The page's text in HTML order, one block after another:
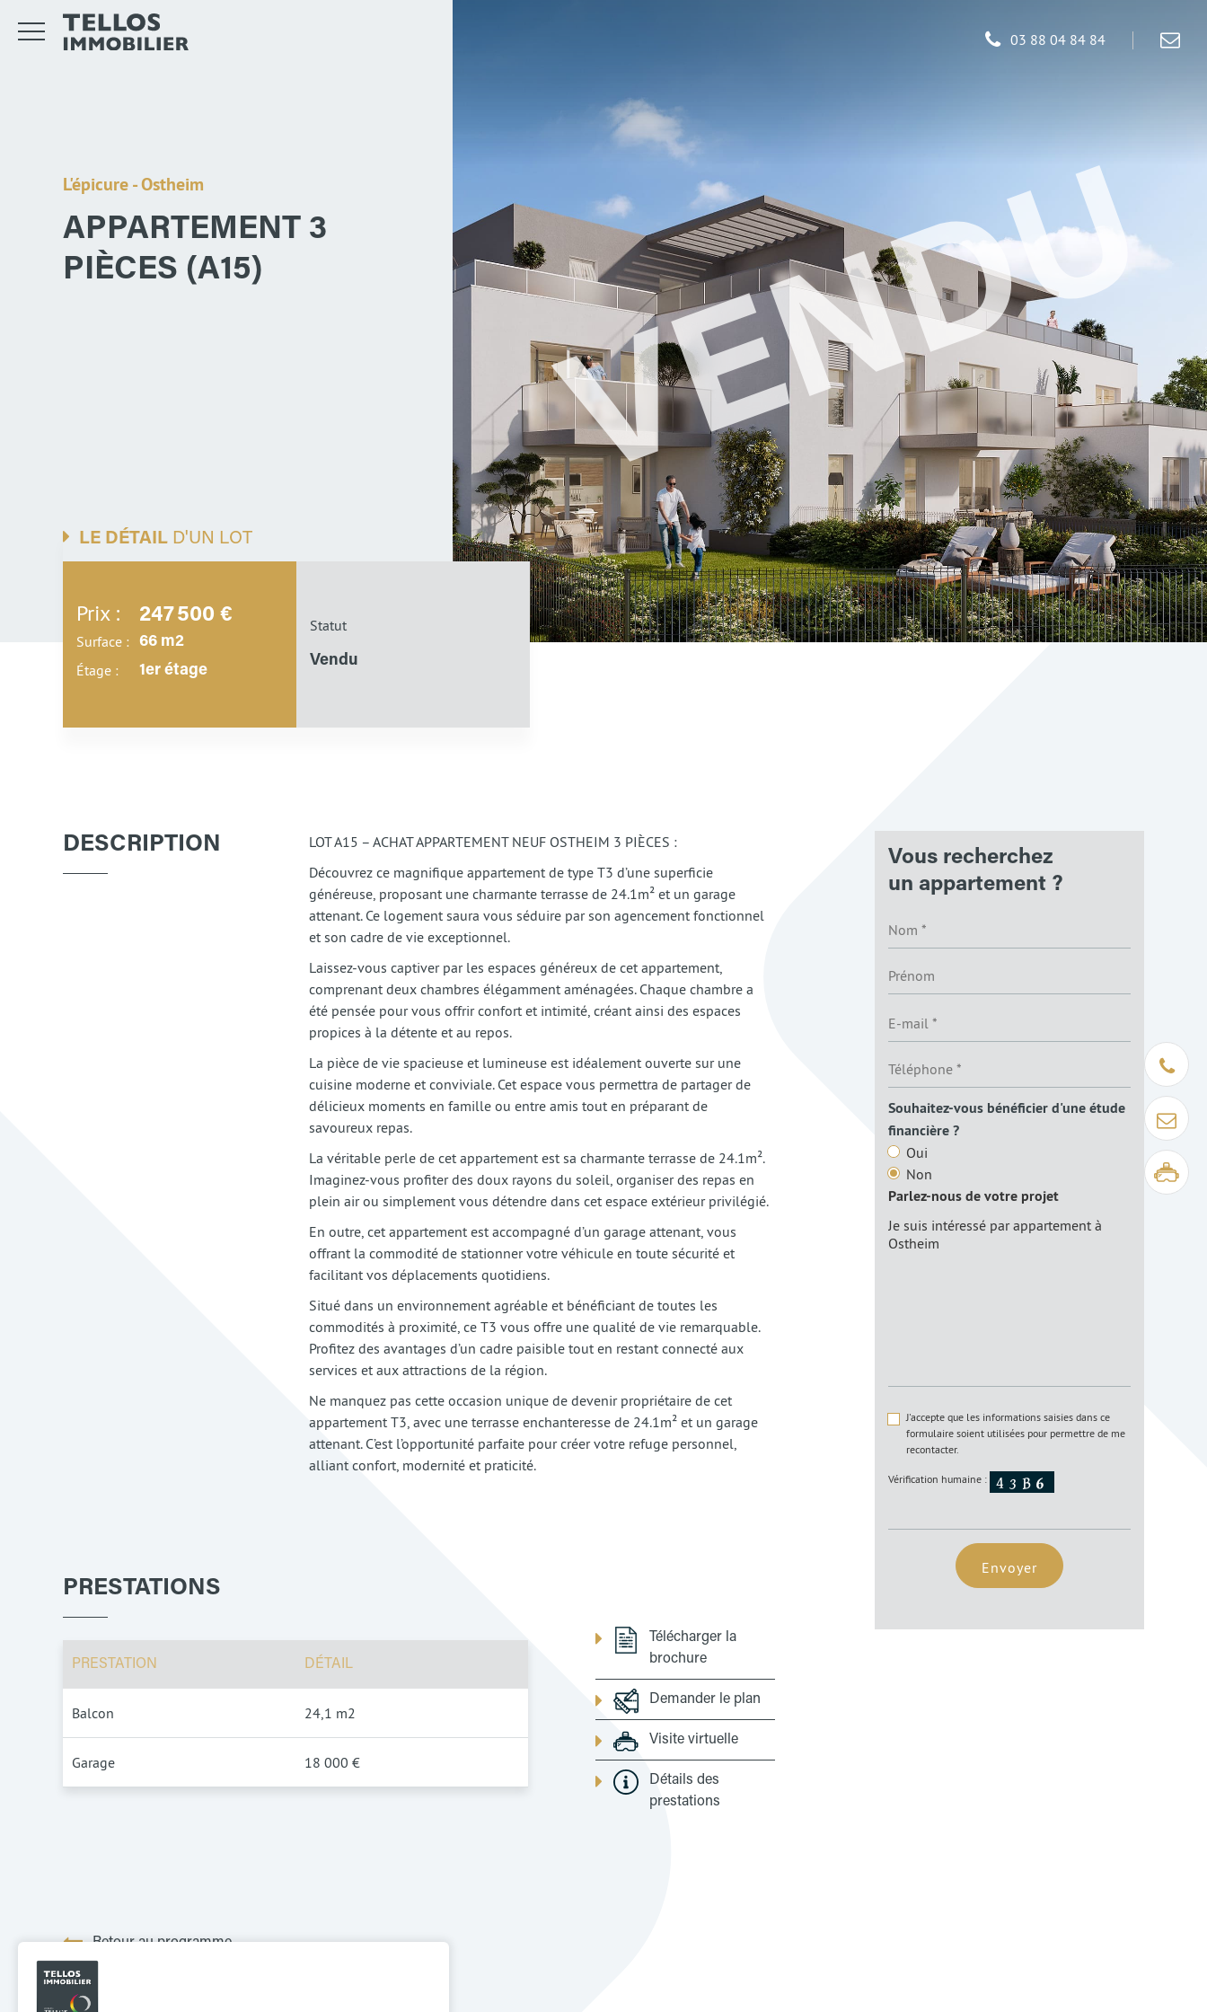
03 88 04 84 84
Être
Contact
Visite
L'épicure - Ostheim
APPARTEMENT 3
PIÈCES (A15)
LE DÉTAIL D'UN LOT
Prix : 247 500 €
Surface : 66 m2
Étage : 1er étage
Statut
Vendu
DESCRIPTION
LOT A15 – ACHAT APPARTEMENT NEUF OSTHEIM 3 PIÈCES :
Découvrez ce magnifique appartement de type T3 d’une superficie
généreuse, proposant une charmante terrasse de 24.1m² et un garage
attenant. Ce logement saura vous séduire par son agencement fonctionnel
et son cadre de vie exceptionnel.
Laissez-vous captiver par les espaces généreux de cet appartement,
comprenant deux chambres élégamment aménagées. Chaque chambre a
été pensée pour vous offrir confort et intimité, créant ainsi des espaces
propices à la détente et au repos.
La pièce de vie spacieuse et lumineuse est idéalement ouverte sur une
cuisine moderne et conviviale. Cet espace vous permettra de partager de
délicieux moments en famille ou entre amis tout en préparant de
savoureux repas.
La véritable perle de cet appartement est sa charmante terrasse de 24.1m².
Imaginez-vous profiter des doux rayons du soleil, organiser des repas en
plein air ou simplement vous détendre dans cet espace extérieur privilégié.
En outre, cet appartement est accompagné d’un garage attenant, vous
offrant la commodité de stationner votre véhicule en toute sécurité et
facilitant vos déplacements quotidiens.
Situé dans un environnement agréable et bénéficiant de toutes les
commodités à proximité, ce T3 vous offre une qualité de vie remarquable.
Profitez des avantages d’un cadre paisible tout en restant connecté aux
services et aux attractions de la région.
Ne manquez pas cette occasion unique de devenir propriétaire de cet
appartement T3, avec une terrasse enchanteresse de 24.1m² et un garage
attenant. C’est l’opportunité parfaite pour créer votre refuge personnel,
alliant confort, modernité et praticité.
PRESTATIONS
PRESTATION DÉTAIL
Balcon 24,1 m2
Garage 18 000 €
Télécharger la
brochure
Demander le plan
Visite virtuelle
Détails des
prestations
Retour au programme
Vous recherchez
un appartement ?
Souhaitez-vous bénéficier d'une étude
financière ?
Oui
Non
Parlez-nous de votre projet
J'accepte que les informations saisies dans ce
formulaire soient utilisées pour permettre de me
recontacter.
Vérification humaine :
Envoyer